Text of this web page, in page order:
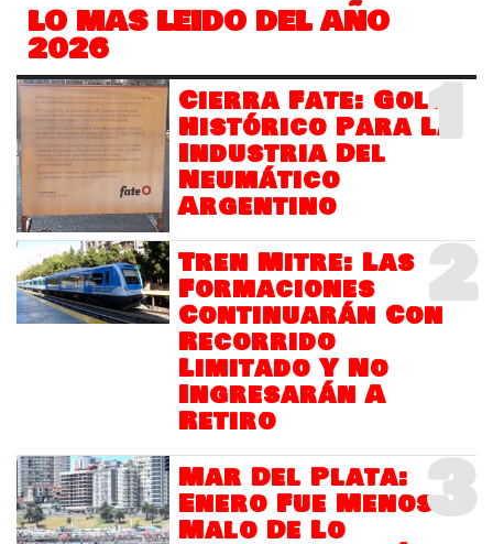
LO MAS LEIDO DEL AÑO
2026
1
Cierra Fate: Golpe
Histórico Para La
Industria Del
Neumático
Argentino
2
Tren Mitre: Las
Formaciones
Continuarán Con
Recorrido
Limitado Y No
Ingresarán A
Retiro
3
Mar Del Plata:
Enero Fue Menos
Malo De Lo